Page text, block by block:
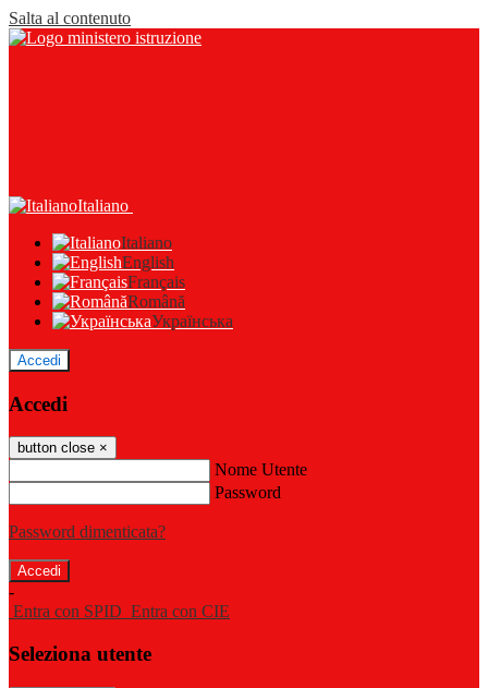
Salta al contenuto
Italiano
Italiano
English
Français
Română
Українська
Accedi
Accedi
button close ×
Nome Utente
Password
Password dimenticata?
-
Entra con SPID Entra con CIE
Seleziona utente